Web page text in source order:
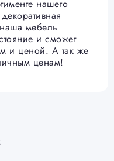
нашего
мебель
и сможет
и ценой. А так же
ценам!